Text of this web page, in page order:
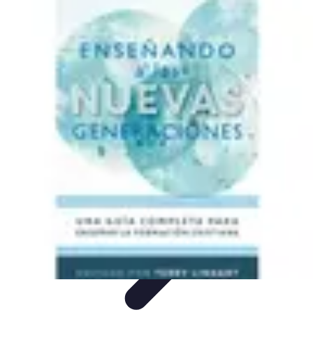
Tecnología Carrera Profesional Historia
Pilotos Fórmula 1